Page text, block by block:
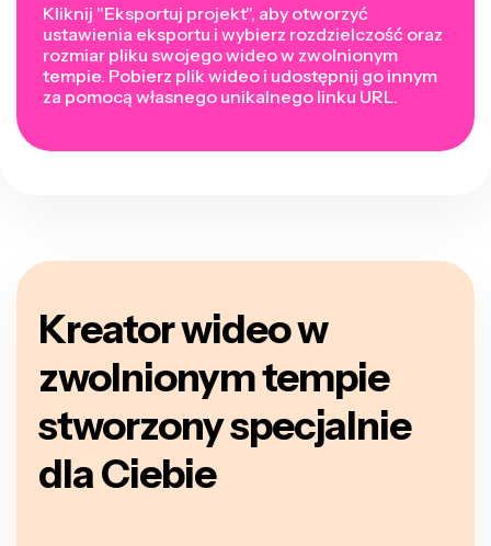
Kliknij "Eksportuj projekt", aby otworzyć
ustawienia eksportu i wybierz rozdzielczość oraz
rozmiar pliku swojego wideo w zwolnionym
tempie. Pobierz plik wideo i udostępnij go innym
za pomocą własnego unikalnego linku URL.
Kreator wideo w
zwolnionym tempie
stworzony specjalnie
dla Ciebie